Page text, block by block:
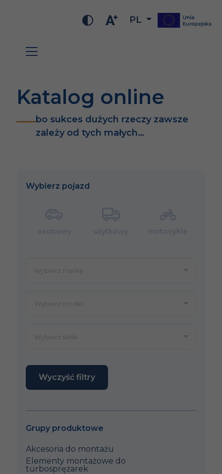
PL
Katalog online
bo sukces dużych rzeczy zawsze
zależy od tych małych…
Wybierz pojazd
Wyczyść filtry
Grupy produktowe
Akcesoria do montażu
Elementy montażowe do
turbosprężarek